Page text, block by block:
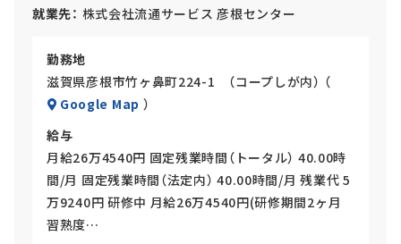
就業先 株式会社流通サービス 彦根センター
勤務地
滋賀県彦根市竹ヶ鼻町224-1 （コープしが内） （
Google Map ）
給与
月給26万4540円 固定残業時間（トータル） 40.00時
間/月 固定残業時間（法定内） 40.00時間/月 残業代 5
万9240円 研修中 月給26万4540円(研修期間2ヶ月
習熟度…